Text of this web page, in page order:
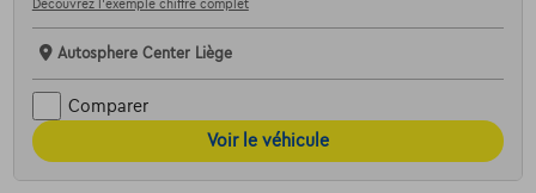
Découvrez l’exemple chiffré complet
Autosphere Center Liège
Comparer
Voir le véhicule